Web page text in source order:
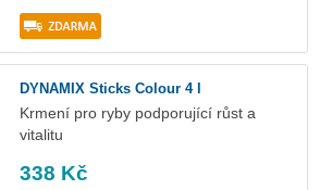
DYNAMIX Sticks Colour 4 l
Krmení pro ryby podporující růst a
vitalitu
338 Kč